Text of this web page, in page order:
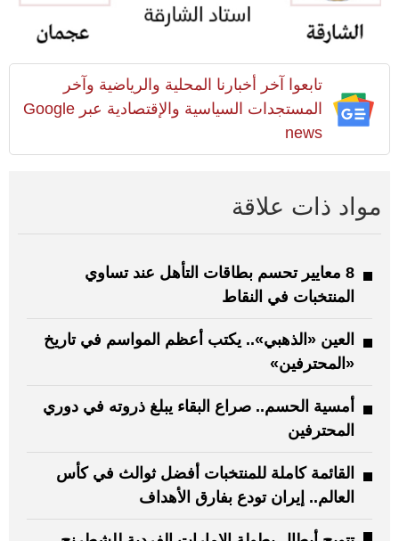
تابعوا آخر أخبارنا المحلية والرياضية وآخر
المستجدات السياسية والإقتصادية عبر Google
news
مواد ذات علاقة
8 معايير تحسم بطاقات التأهل عند تساوي
المنتخبات في النقاط
العين «الذهبي».. يكتب أعظم المواسم في تاريخ
«المحترفين»
أمسية الحسم.. صراع البقاء يبلغ ذروته في دوري
المحترفين
القائمة كاملة للمنتخبات أفضل ثوالث في كأس
العالم.. إيران تودع بفارق الأهداف